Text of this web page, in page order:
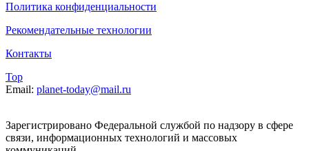
Политика конфиденциальности
Рекомендательные технологии
Контакты
Top
Email: planet-today@mail.ru
Зарегистрировано Федеральной службой по надзору в сфере
связи, информационных технологий и массовых